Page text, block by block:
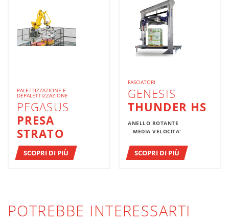
PALETTIZZAZIONE E
DEPALETTIZZAZIONE
PEGASUS
PRESA
STRATO
SCOPRI DI PIÙ
FASCIATORI
GENESIS
THUNDER HS
ANELLO ROTANTE
MEDIA VELOCITA'
SCOPRI DI PIÙ
POTREBBE INTERESSARTI